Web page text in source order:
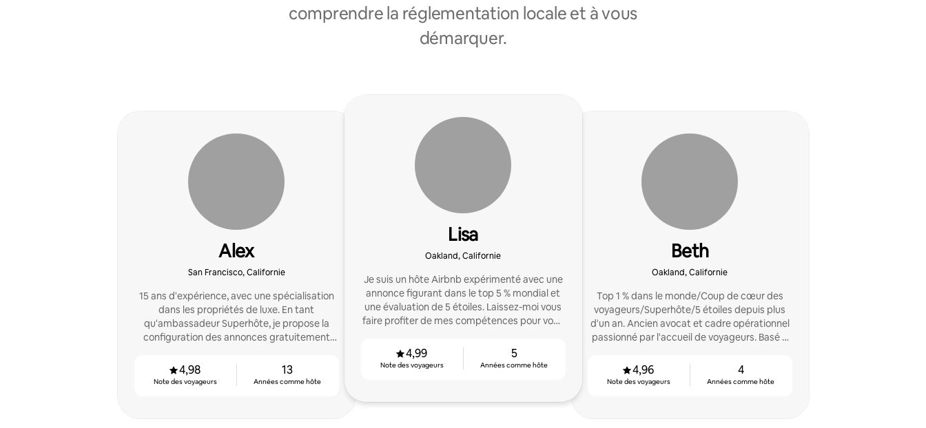
comprendre la réglementation locale et à vous
démarquer.
Alex
San Francisco, Californie
15 ans d'expérience, avec une spécialisation
dans les propriétés de luxe. En tant
qu'ambassadeur Superhôte, je propose la
configuration des annonces gratuitement
4,98
Note des voyageurs
13
Années comme hôte
Lisa
Oakland, Californie
Je suis un hôte Airbnb expérimenté avec une
annonce figurant dans le top 5 % mondial et
une évaluation de 5 étoiles. Laissez-moi vous
faire profiter de mes compétences pour vous
4,99
Note des voyageurs
5
Années comme hôte
Beth
Oakland, Californie
Top 1 % dans le monde/Coup de cœur des
voyageurs/Superhôte/5 étoiles depuis plus
d'un an. Ancien avocat et cadre opérationnel
passionné par l'accueil de voyageurs. Basé à
4,96
Note des voyageurs
4
Années comme hôte